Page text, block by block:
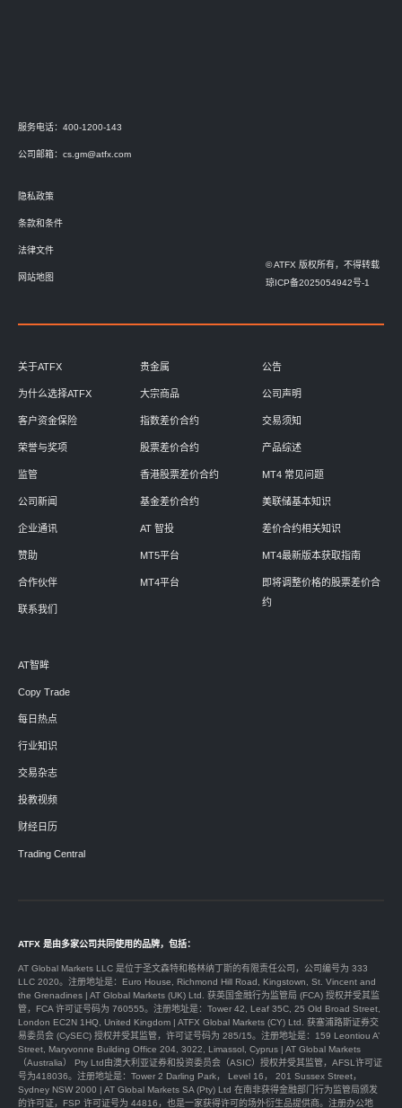
服务电话：400-1200-143
公司邮箱： cs.gm@atfx.com
隐私政策
条款和条件
法律文件
网站地图
© ATFX 版权所有，不得转载
琼ICP备2025054942号-1
关于ATFX
为什么选择ATFX
客户资金保险
荣誉与奖项
监管
公司新闻
企业通讯
赞助
合作伙伴
联系我们
贵金属
大宗商品
指数差价合约
股票差价合约
香港股票差价合约
基金差价合约
AT 智投
MT5平台
MT4平台
公告
公司声明
交易须知
产品综述
MT4 常见问题
美联储基本知识
差价合约相关知识
MT4最新版本获取指南
即将调整价格的股票差价合
约
AT智眸
Copy Trade
每日热点
行业知识
交易杂志
投教视频
财经日历
Trading Central
ATFX 是由多家公司共同使用的品牌，包括：
AT Global Markets LLC 是位于圣文森特和格林纳丁斯的有限责任公司，公司编号为 333
LLC 2020。注册地址是：Euro House, Richmond Hill Road, Kingstown, St. Vincent and
the Grenadines | AT Global Markets (UK) Ltd. 获英国金融行为监管局 (FCA) 授权并受其监
管，FCA 许可证号码为 760555。注册地址是：Tower 42, Leaf 35C, 25 Old Broad Street,
London EC2N 1HQ, United Kingdom | ATFX Global Markets (CY) Ltd. 获塞浦路斯证券交
易委员会 (CySEC) 授权并受其监管，许可证号码为 285/15。注册地址是：159 Leontiou A’
Street, Maryvonne Building Office 204, 3022, Limassol, Cyprus | AT Global Markets
（Australia） Pty Ltd由澳大利亚证券和投资委员会（ASIC）授权并受其监管，AFSL许可证
号为418036。注册地址是：Tower 2 Darling Park， Level 16， 201 Sussex Street，
Sydney NSW 2000 | AT Global Markets SA (Pty) Ltd 在南非获得金融部门行为监管局颁发
的许可证，FSP 许可证号为 44816，也是一家获得许可的场外衍生品提供商。注册办公地